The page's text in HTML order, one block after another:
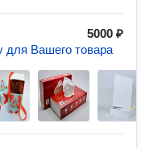
5000 ₽
для Вашего товара